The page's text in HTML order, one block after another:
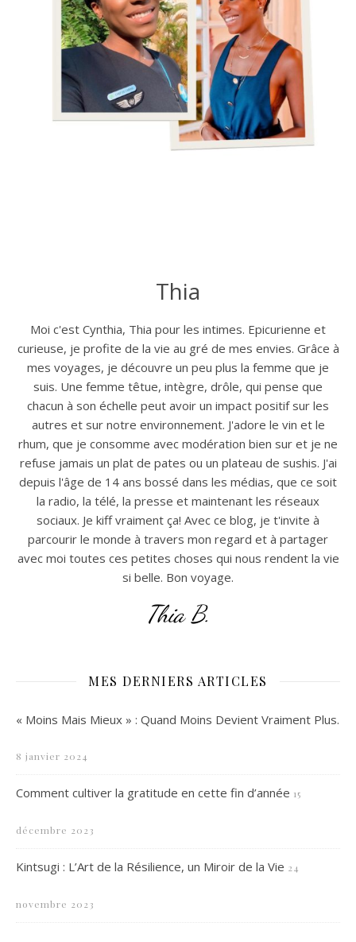
Thia
Moi c'est Cynthia, Thia pour les intimes. Epicurienne et
curieuse, je profite de la vie au gré de mes envies. Grâce à
mes voyages, je découvre un peu plus la femme que je
suis. Une femme têtue, intègre, drôle, qui pense que
chacun à son échelle peut avoir un impact positif sur les
autres et sur notre environnement. J'adore le vin et le
rhum, que je consomme avec modération bien sur et je ne
refuse jamais un plat de pates ou un plateau de sushis. J'ai
depuis l'âge de 14 ans bossé dans les médias, que ce soit
la radio, la télé, la presse et maintenant les réseaux
sociaux. Je kiff vraiment ça! Avec ce blog, je t'invite à
parcourir le monde à travers mon regard et à partager
avec moi toutes ces petites choses qui nous rendent la vie
si belle. Bon voyage.
Thia B.
MES DERNIERS ARTICLES
« Moins Mais Mieux » : Quand Moins Devient Vraiment Plus.
8 janvier 2024
Comment cultiver la gratitude en cette fin d’année 15
décembre 2023
Kintsugi : L’Art de la Résilience, un Miroir de la Vie 24
novembre 2023